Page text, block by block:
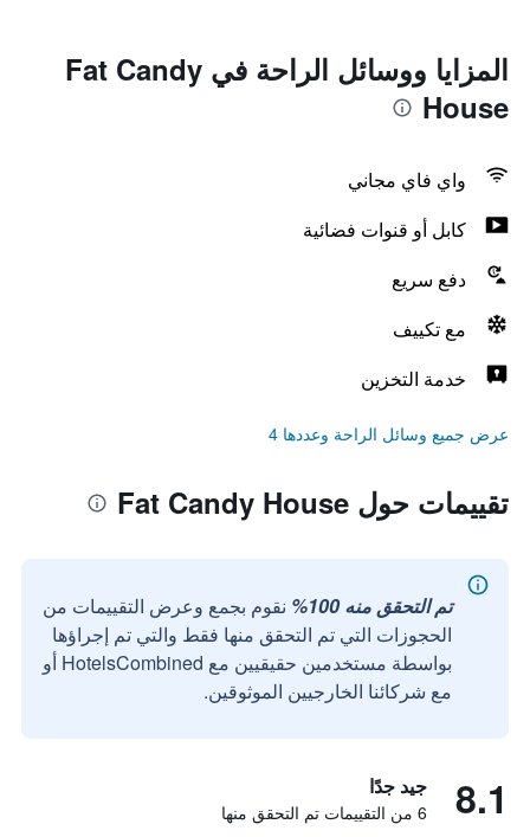
المزايا ووسائل الراحة في Fat Candy
House
واي فاي مجاني
كابل أو قنوات فضائية
دفع سريع
مع تكييف
خدمة التخزين
عرض جميع وسائل الراحة وعددها 4
تقييمات حول Fat Candy House
تم التحقق منه 100%
نقوم بجمع وعرض التقييمات من
الحجوزات التي تم التحقق منها فقط والتي تم إجراؤها
بواسطة مستخدمين حقيقيين مع HotelsCombined أو
مع شركائنا الخارجيين الموثوقين.
8.1 جيد جدًا
6 من التقييمات تم التحقق منها